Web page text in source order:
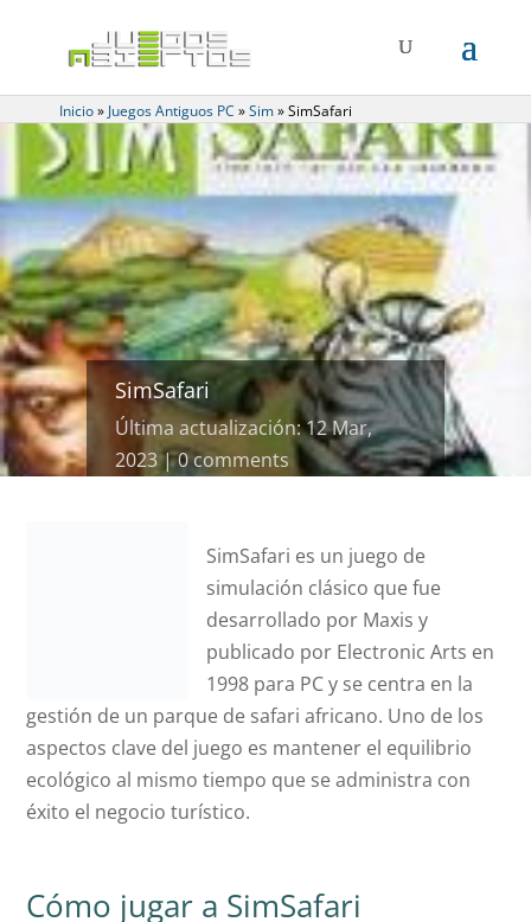
Inicio» Juegos Antiguos PC »Sim»SimSafari
SimSafari
Última actualización: 12 Mar,
2023
0 comments
SimSafari es un juego de
simulación clásico que fue
desarrollado por Maxis y
publicado por Electronic Arts en
1998 para PC y se centra en la
gestión de un parque de safari africano. Uno de los
aspectos clave del juego es mantener el equilibrio
ecológico al mismo tiempo que se administra con
éxito el negocio turístico.
Cómo jugar a SimSafari